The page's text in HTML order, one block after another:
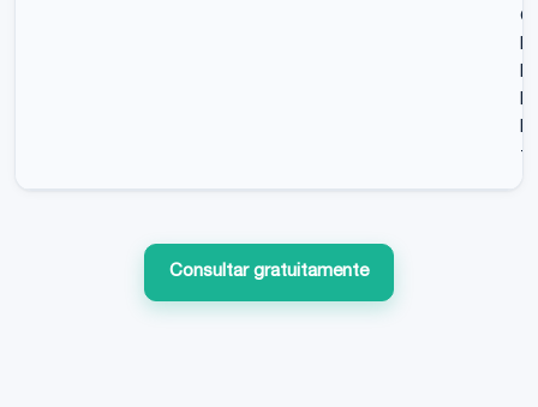
Consultar gratuitamente